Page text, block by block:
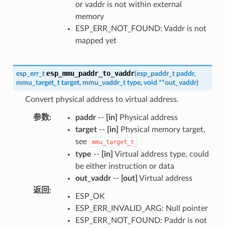
or vaddr is not within external
memory
ESP_ERR_NOT_FOUND: Vaddr is not
mapped yet
esp_err_t esp_mmu_paddr_to_vaddr(esp_paddr_t paddr,
mmu_target_t target, mmu_vaddr_t type, void **out_vaddr)
Convert physical address to virtual address.
参数: paddr-- [in]
Physical address
target-- [in]
Physical memory target,
see
mmu_target_t
type -- [in] Virtual address type, could
be either instruction or data
out_vaddr-- [out] Virtual address
返回:
ESP_OK
ESP_ERR_INVALID_ARG: Null pointer
ESP_ERR_NOT_FOUND: Paddr is not